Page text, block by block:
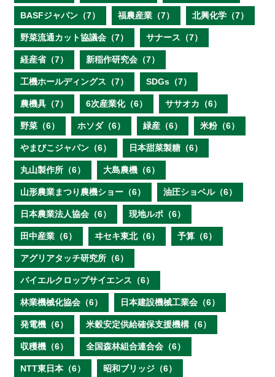
BASFジャパン（7） 福農産業（7） 北興化学（7）
野菜流通カット協議会（7） サナース（7）
経産省（7） 新稲作研究会（7）
工機ホールディングス（7） SDGs（7）
農機具（7） 6次産業化（6） ササオカ（6）
野菜（6） ホソダ（6） 緑産（6） 米粉（6）
やまびこジャパン（6） 日本甜菜製糖（6）
丸山製作所（6） 大島農機（6）
山形農業まつり農機ショー（6） 油圧ショベル（6）
日本農業法人協会（6） 現地ルポ（6）
田中産業（6） ヰセキ東北（6） 予算（6）
アグリアタッチ研究所（6）
バイエルクロップサイエンス（6）
林業機械化協会（6） 日本建設機械工業会（6）
発電機（6） 米穀安定供給確保支援機構（6）
収穫機（6） 全国森林組合連合会（6）
NTT東日本（6） 昭和ブリッジ（6）